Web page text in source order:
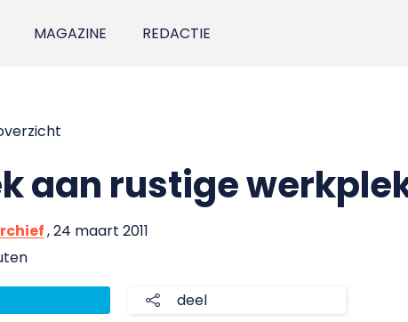
MAGAZINE REDACTIE
aan rustige
, 24 maart 2011
deel